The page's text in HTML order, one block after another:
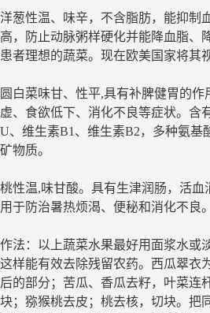
洋葱性温、味辛，不含脂肪，能抑制
高，防止动脉粥样硬化并能降血脂、
患者理想的蔬菜。现在欧美国家将其
圆白菜味甘、性平,具有补脾健胃的作
虚、食欲低下、消化不良等症状。含
U、维生素B1、维生素B2，多种氨基
矿物质。
桃性温,味甘酸。具有生津润肠，活血
用于防治暑热烦渴、便秘和消化不良。
作法：以上蔬菜水果最好用面浆水或
这样能有效去除残留农药。西瓜翠衣
后的部分；苦瓜、香瓜去籽，叶菜连
块；猕猴桃去皮；桃去核，切块。把